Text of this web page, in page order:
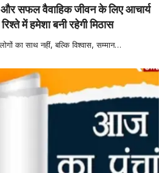
सफल वैवाहिक जीवन के लिए आचार्य
में हमेशा बनी रहेगी मिठास
का साथ नहीं, बल्कि विश्वास, सम्मान…